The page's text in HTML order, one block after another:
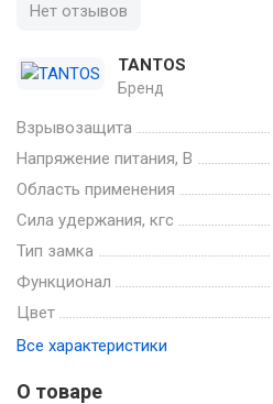
Нет отзывов
TANTOS
Бренд
Взрывозащита
Напряжение питания, В
Область применения
Сила удержания, кгс
Тип замка
Функционал
Цвет
Все характеристики
О товаре